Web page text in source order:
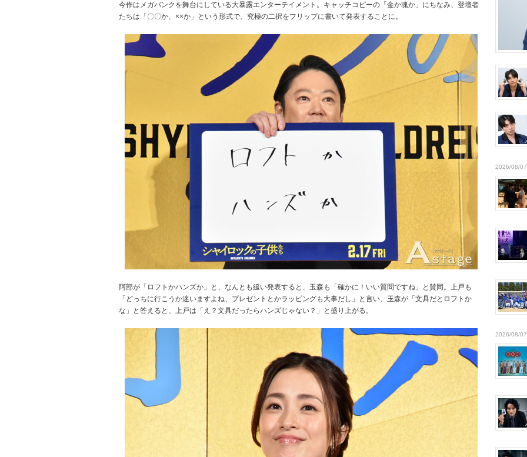
今作はメガバンクを舞台にしている大暴露エンターテイメント。キャッチコピーの「金か魂か」にちなみ、登壇者
たちは「〇〇か、××か」という形式で、究極の二択をフリップに書いて発表することに。
阿部が「ロフトかハンズか」と、なんとも緩い発表すると、玉森も「確かに！いい質問ですね」と賛同。上戸も
「どっちに行こうか迷いますよね、プレゼントとかラッピングも大事だし」と言い、玉森が「文具だとロフトか
な」と答えると、上戸は「え？文具だったらハンズじゃない？」と盛り上がる。
2026/08/07
2026/08/07